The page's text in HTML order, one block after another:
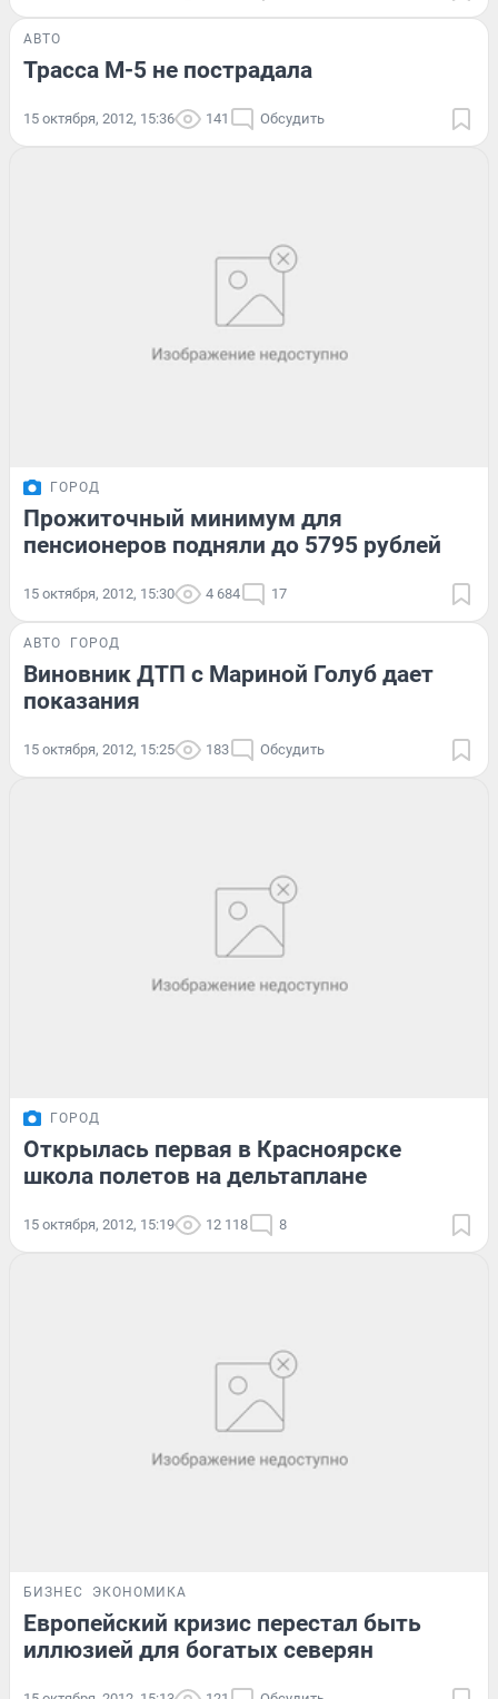
АВТО
Трасса М-5 не пострадала
15 октября, 2012, 15:36 141 Обсудить
ГОРОД
Прожиточный минимум для
пенсионеров подняли до 5795 рублей
15 октября, 2012, 15:30 4 684 17
АВТО ГОРОД
Виновник ДТП с Мариной Голуб дает
показания
15 октября, 2012, 15:25 183 Обсудить
ГОРОД
Открылась первая в Красноярске
школа полетов на дельтаплане
15 октября, 2012, 15:19 12 118 8
БИЗНЕС ЭКОНОМИКА
Европейский кризис перестал быть
иллюзией для богатых северян